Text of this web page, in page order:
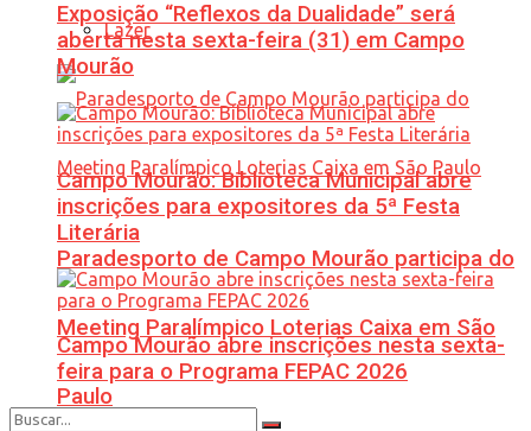
Lazer
Paradesporto de Campo Mourão participa do
Meeting Paralímpico Loterias Caixa em São
Paulo
Exposição “Reflexos da Dualidade” será
aberta nesta sexta-feira (31) em Campo
Mourão
Campo Mourão: Biblioteca Municipal abre
inscrições para expositores da 5ª Festa
Literária
Campo Mourão abre inscrições nesta sexta-
feira para o Programa FEPAC 2026